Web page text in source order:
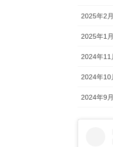
2025年2月
2025年1月
2024年11
2024年10
2024年9月